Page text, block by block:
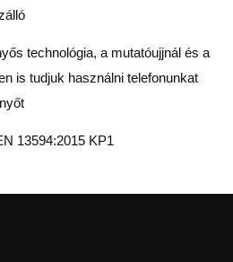
technológia, a mutatóujjnál és a
is tudjuk használni telefonunkat
13594:2015 KP1